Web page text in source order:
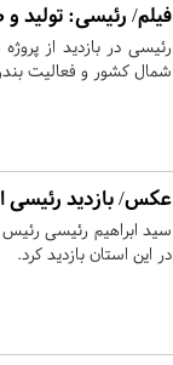
فیلم/ رئیسی: تولید
رئیسی در بازدید از
شمال کشور و فعالیت
عکس/ بازدید رئیسی
سید ابراهیم رئیسی
در این استان بازدید کرد.